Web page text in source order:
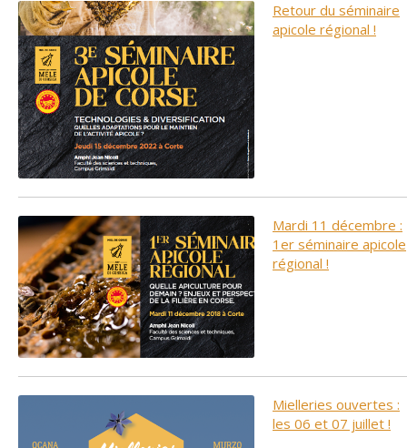
Retour du séminaire
apicole régional !
Mardi 11 décembre :
1er séminaire apicole
régional !
Mielleries ouvertes :
les 06 et 07 juillet !